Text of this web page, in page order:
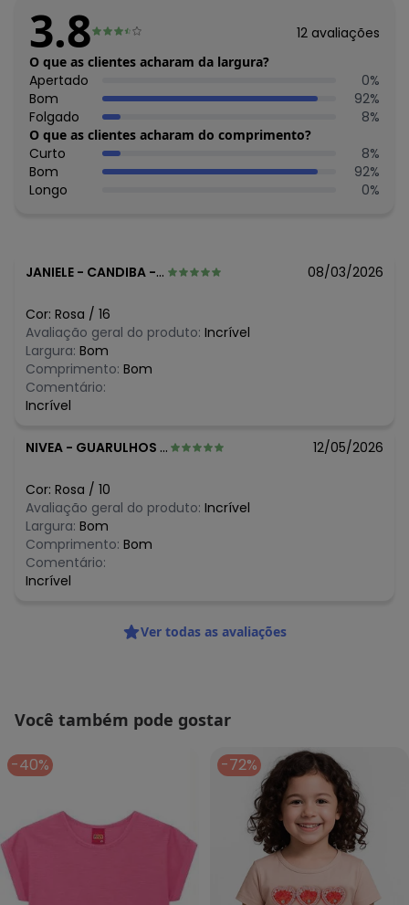
Decote Costas: Redondo
Fornecedor: MARISOL VESTUARIO S.A. / CNPJ
20.454.870/0015-4
Feito: Brasil
Cuidados para conservação do produto: NÃO ALVEJAR, NÃO
LAVAR A SECO, NÃO SECAR EM TAMBOR
Tecido: MALHA
Composição: ALGODÃO 91% POLIÉSTER 9%
Histórico de preços
julho/2026 R$ 14,22
maio/2026
abril/2026
março/2026
fevereiro/2026
3.8 12 avaliações
O que as clientes acharam da largura?
Apertado 0%
Bom
92%
Folgado
8%
O que as clientes acharam do comprimento?
Curto 8%
Bom
92%
Longo
0%
JANIELE - CANDIBA - BA 08/03/2026
Cor: Rosa / 16
Avaliação geral do produto: Incrível
Largura: Bom
Comprimento: Bom
Comentário:
Incrível
NIVEA - GUARULHOS - SP 12/05/2026
Cor: Rosa / 10
Avaliação geral do produto: Incrível
Largura: Bom
Comprimento: Bom
Comentário:
Incrível
Ver todas as avaliações
Você também pode gostar
-40% -72%